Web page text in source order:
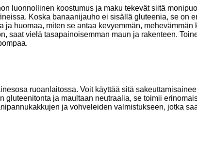
luonnollinen koostumus ja maku tekevät siitä
Koska banaanijauho ei sisällä gluteenia, se on
huomaa, miten se antaa kevyemmän,
saat vielä tasapainoisemman maun ja rakenteen.
ruoanlaitossa. Voit käyttää sitä
ja maultaan neutraalia, se toimii
ja vohveleiden valmistukseen, jotka